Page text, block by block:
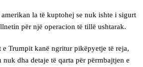
la të kuptohej se nuk ishte i sigurt
për një operacion të tillë ushtarak.
e Trumpit kanë ngritur pikëpyetje të reja,
dha detaje të qarta për përmbajtjen e